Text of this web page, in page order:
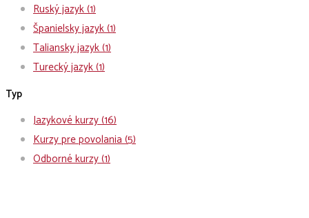
Ruský jazyk(1)
Španielsky jazyk(1)
Taliansky jazyk(1)
Turecký jazyk(1)
Typ
Jazykové kurzy(16)
Kurzy pre povolania(5)
Odborné kurzy(1)